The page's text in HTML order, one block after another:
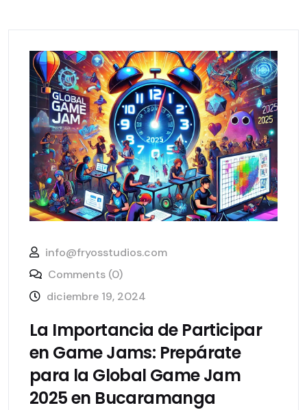
info@fryosstudios.com
Comments (0)
diciembre 19, 2024
La Importancia de Participar
en Game Jams: Prepárate
para la Global Game Jam
2025 en Bucaramanga